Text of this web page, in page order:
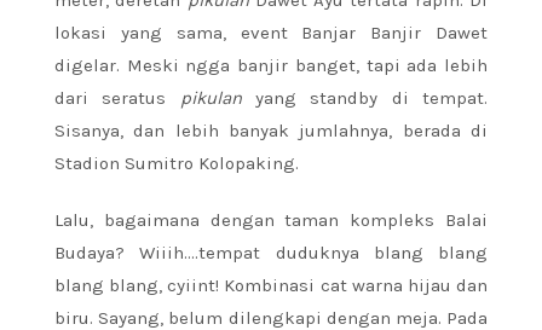
lokasi yang sama, event Banjar Banjir Dawet
digelar. Meski ngga banjir banget, tapi ada lebih
dari seratus pikulanyang standby di tempat.
Sisanya, dan lebih banyak jumlahnya, berada di
Stadion Sumitro Kolopaking.
Lalu, bagaimana dengan taman kompleks Balai
Budaya? Wiiih….tempat duduknya blang blang
blang blang, cyiint! Kombinasi cat warna hijau dan
biru. Sayang, belum dilengkapi dengan meja. Pada